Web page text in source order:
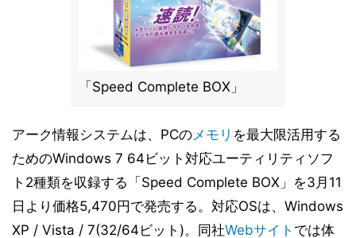
「Speed Complete BOX」
アーク情報システムは、PCのメモリ を最大限活用する
ためのWindows 7 64ビット対応ユーティリティソフ
ト2種類を収録する「Speed Complete BOX」を3月11
日より価格5,470円で発売する。対応OSは、Windows
XP / Vista / 7(32/64ビット)。同社Webサイト では体